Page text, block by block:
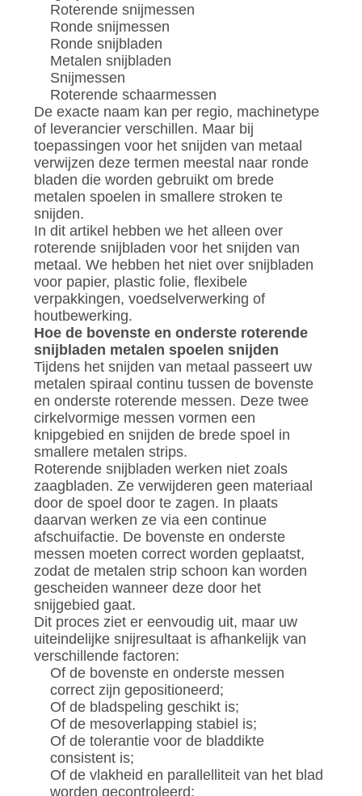
Roterende snijmessen
Ronde snijmessen
Ronde snijbladen
Metalen snijbladen
Snijmessen
Roterende schaarmessen
De exacte naam kan per regio, machinetype
of leverancier verschillen. Maar bij
toepassingen voor het snijden van metaal
verwijzen deze termen meestal naar ronde
bladen die worden gebruikt om brede
metalen spoelen in smallere stroken te
snijden.
In dit artikel hebben we het alleen over
roterende snijbladen voor het snijden van
metaal. We hebben het niet over snijbladen
voor papier, plastic folie, flexibele
verpakkingen, voedselverwerking of
houtbewerking.
Hoe de bovenste en onderste roterende
snijbladen metalen spoelen snijden
Tijdens het snijden van metaal passeert uw
metalen spiraal continu tussen de bovenste
en onderste roterende messen. Deze twee
cirkelvormige messen vormen een
knipgebied en snijden de brede spoel in
smallere metalen strips.
Roterende snijbladen werken niet zoals
zaagbladen. Ze verwijderen geen materiaal
door de spoel door te zagen. In plaats
daarvan werken ze via een continue
afschuifactie. De bovenste en onderste
messen moeten correct worden geplaatst,
zodat de metalen strip schoon kan worden
gescheiden wanneer deze door het
snijgebied gaat.
Dit proces ziet er eenvoudig uit, maar uw
uiteindelijke snijresultaat is afhankelijk van
verschillende factoren:
Of de bovenste en onderste messen
correct zijn gepositioneerd;
Of de bladspeling geschikt is;
Of de mesoverlapping stabiel is;
Of de tolerantie voor de bladdikte
consistent is;
Of de vlakheid en parallelliteit van het blad
worden gecontroleerd;